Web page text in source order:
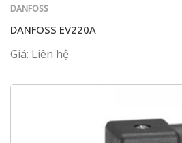
DANFOSS
DANFOSS EV220A
Giá: Liên hệ